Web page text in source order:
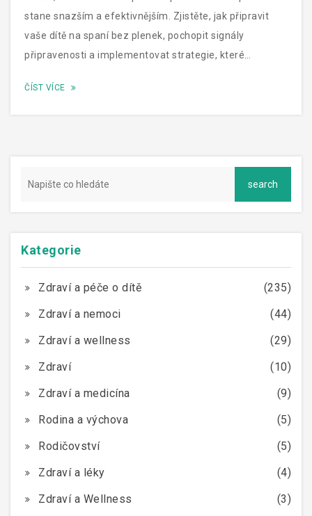
stane snazším a efektivnějším. Zjistěte, jak připravit
vaše dítě na spaní bez plenek, pochopit signály
připravenosti a implementovat strategie, které
zajímavé fakty a tipy od odborníků, které vás provedou
ČÍST VÍCE
Kategorie
Zdraví a péče o dítě
(235)
Zdraví a nemoci
(44)
Zdraví a wellness
(29)
Zdraví
(10)
Zdraví a medicína
(9)
Rodina a výchova
(5)
Rodičovství
(5)
Zdraví a léky
(4)
Zdraví a Wellness
(3)